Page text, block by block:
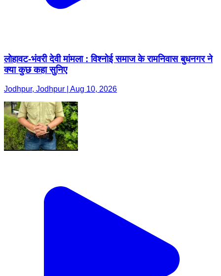
लोहावट-भंवरी देवी मांमला : विश्नोई समाज के रामनिवास बुधनगर ने
क्या कुछ कहा सुनिए
Jodhpur, Jodhpur | Aug 10, 2026